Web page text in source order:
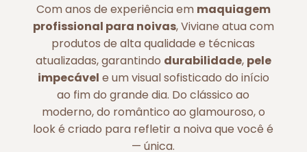
Com anos de experiência em maquiagem
profissional para noivas, Viviane atua com
produtos de alta qualidade e técnicas
atualizadas, garantindo durabilidade, pele
impecável e um visual sofisticado do início
ao fim do grande dia. Do clássico ao
moderno, do romântico ao glamouroso, o
look é criado para refletir a noiva que você é
— única.